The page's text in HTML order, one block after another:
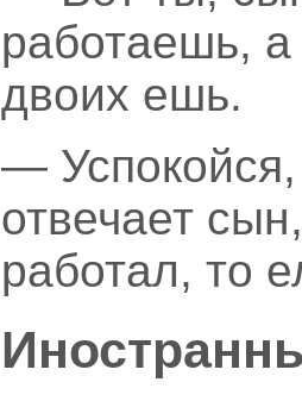
работаешь,
двоих ешь.
—
отвечает
работал, то